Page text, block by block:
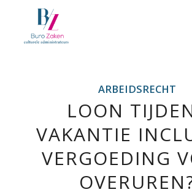
ARBEIDSRECHT
LOON
VAKANTIE
VERGOEDING